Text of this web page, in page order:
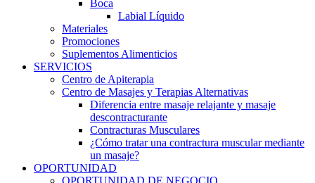
Boca
Labial Líquido
Materiales
Promociones
Suplementos Alimenticios
SERVICIOS
Centro de Apiterapia
Centro de Masajes y Terapias Alternativas
Diferencia entre masaje relajante y masaje
descontracturante
Contracturas Musculares
¿Cómo tratar una contractura muscular mediante
un masaje?
OPORTUNIDAD
OPORTUNIDAD DE NEGOCIO